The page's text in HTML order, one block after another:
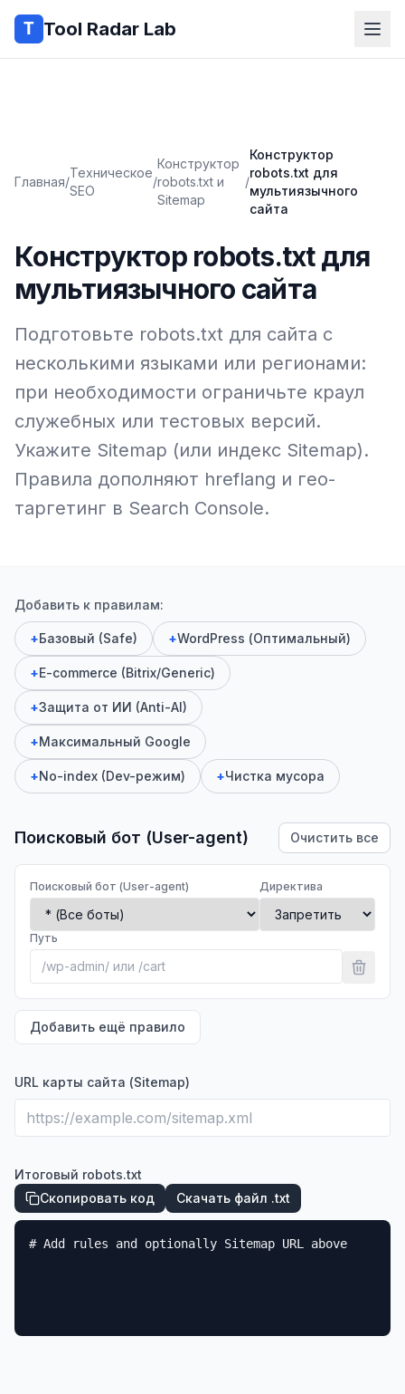
Tool Radar Lab
Главная/
Техническое
SEO
/
Конструктор
robots.txt и
Sitemap
/
Конструктор
robots.txt для
мультиязычного
сайта
Конструктор robots.txt для
мультиязычного сайта
Подготовьте robots.txt для сайта с
несколькими языками или регионами:
при необходимости ограничьте краул
служебных или тестовых версий.
Укажите Sitemap (или индекс Sitemap).
Правила дополняют hreflang и гео-
таргетинг в Search Console.
Добавить к правилам:
+Базовый (Safe) +WordPress (Оптимальный)
+E-commerce (Bitrix/Generic)
+Защита от ИИ (Anti-AI)
+Максимальный Google
+No-index (Dev-режим) +Чистка мусора
Поисковый бот (User-agent) Очистить все
Поисковый бот (User-agent) Директива
Путь
Добавить ещё правило
URL карты сайта (Sitemap)
Итоговый robots.txt
Скопировать код
Скачать файл .txt
# Add rules and optionally Sitemap URL above